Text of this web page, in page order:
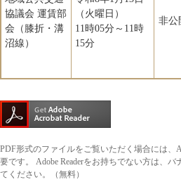
協議会 運賃部
会（膝折・溝
沼線）
（火曜日）
11時05分～11時
15分
非公
PDF形式のファイルをご覧いただく場合には、
要です。
Adobe Readerをお持ちでない方は、
てください。（無料）